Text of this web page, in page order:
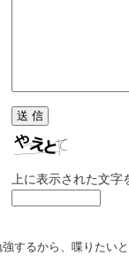
上に表示された文
するから、喋りたい